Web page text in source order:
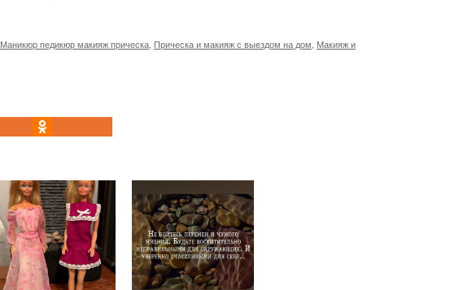
Маникюр педикюр макияж прическа Прическа и макияж с выездом на дом Макияж и